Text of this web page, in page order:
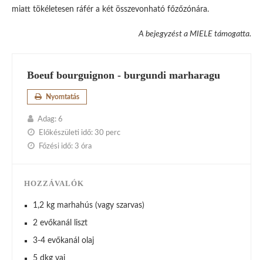
miatt tökéletesen ráfér a két összevonható főzőzónára.
A bejegyzést a MIELE támogatta.
Boeuf bourguignon - burgundi marharagu
Nyomtatás
Adag: 6
Előkészületi idő: 30 perc
Főzési idő: 3 óra
HOZZÁVALÓK
1,2 kg marhahús (vagy szarvas)
2 evőkanál liszt
3-4 evőkanál olaj